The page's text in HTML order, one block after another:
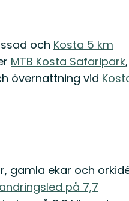
och Kosta 5 km
MTB Kosta Safaripark
övernattning vid
gamla ekar och
på 7,7